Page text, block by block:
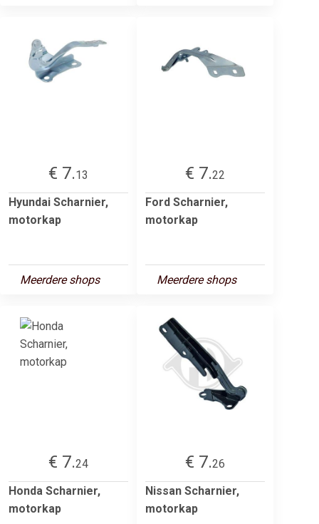
€ 7.13
Hyundai Scharnier,
motorkap
Meerdere shops
€ 7.22
Ford Scharnier,
motorkap
Meerdere shops
€ 7.24
Honda Scharnier,
motorkap
€ 7.26
Nissan Scharnier,
motorkap